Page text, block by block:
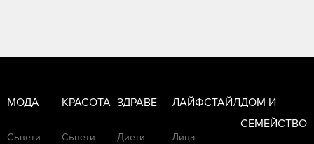
МОДА
Съвети
КРАСОТА
Съвети
ЗДРАВЕ
Диети
ЛАЙФСТАЙЛ
Лица
ДОМ И
СЕМЕЙСТВО